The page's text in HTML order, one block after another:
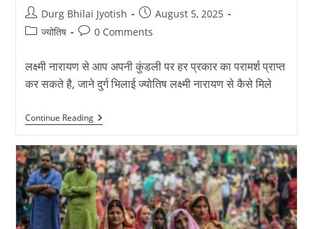
Post
author:
Durg Bhilai Jyotish
Post
published:
August 5, 2025
Postज्योतिष
Post0 Comments
लक्ष्मी नारायण से आप अपनी कुंडली पर हर प्रकार का परामर्श प्राप्त
कर सकते है, जाने दुर्ग भिलाई ज्योतिष लक्ष्मी नारायण से कैसे मिले
Continue Readingदुर्ग
भिलाई
लक्ष्मी
नारायण
से
कैसे
मिले